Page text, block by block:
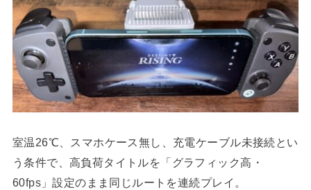
室温26℃、スマホケース無し、充電ケーブル未接続とい
う条件で、高負荷タイトルを「グラフィック高・
60fps」設定のまま同じルートを連続プレイ。